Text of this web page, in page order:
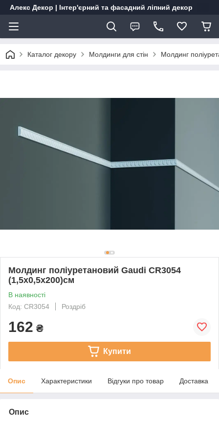
Алекс Декор | Інтер'єрний та фасадний ліпний декор
Каталог декору Молдинги для стін Молдинг
Молдинг поліуретановий Gaudi CR3054
(1,5х0,5x200)см
В наявності
Код: CR3054
Роздріб
162 ₴
Купити
Опис Характеристики Відгуки про товар Доставка
Опис